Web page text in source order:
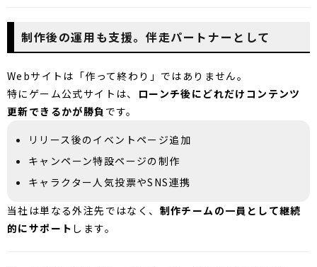
制作後の運用も支援。伴走パートナーとして
Webサイトは「作って終わり」ではありません。
特にゲーム公式サイトは、
ローンチ後にどれだけコンテンツ
更新できるかが勝負 です。
リリース後のイベントページ追加
キャンペーン特設ページの制作
キャラクター人気投票やSNS連携
当社は単なる外注先ではなく、 制作チームの一員として継続
的にサポート します。